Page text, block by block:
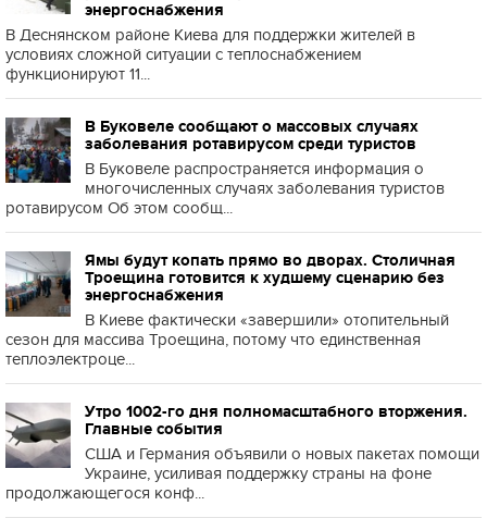
энергоснабжения
В Деснянском районе Киева для поддержки жителей в
условиях сложной ситуации с теплоснабжением
функционируют 11...
В Буковеле сообщают о массовых случаях
заболевания ротавирусом среди туристов
В Буковеле распространяется информация о
многочисленных случаях заболевания туристов
ротавирусом Об этом сообщ...
Ямы будут копать прямо во дворах. Столичная
Троещина готовится к худшему сценарию без
энергоснабжения
В Киеве фактически «завершили» отопительный
сезон для массива Троещина, потому что единственная
теплоэлектроце...
Утро 1002-го дня полномасштабного вторжения.
Главные события
США и Германия объявили о новых пакетах помощи
Украине, усиливая поддержку страны на фоне
продолжающегося конф...